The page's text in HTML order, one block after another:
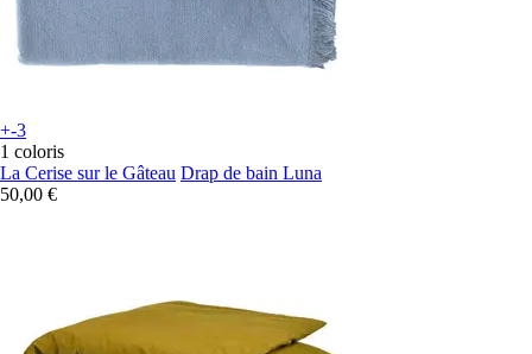
+-3
1 coloris
La Cerise sur le Gâteau Drap de bain Luna
50,00 €